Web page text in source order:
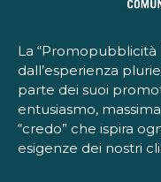
La “Promopubblicità
dall’esperienza
parte dei suoi
entusiasmo,
“credo” che ispira
esigenze dei nostri